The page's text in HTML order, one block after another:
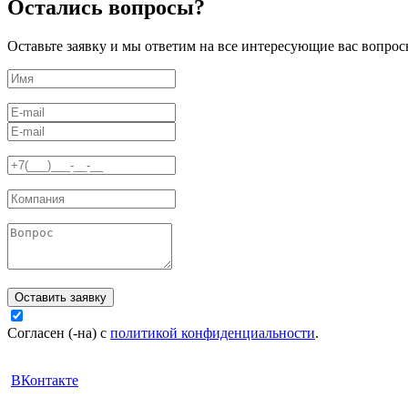
Остались вопросы?
Оставьте заявку и мы ответим на все интересующие вас
Оставить заявку
Согласен (-на) с политикой конфиденциальности.
ВКонтакте